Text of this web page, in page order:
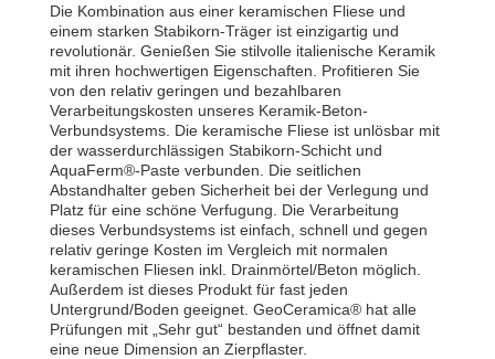
Die Kombination aus einer keramischen Fliese und
einem starken Stabikorn-Träger ist einzigartig und
revolutionär. Genießen Sie stilvolle italienische Keramik
mit ihren hochwertigen Eigenschaften. Profitieren Sie
von den relativ geringen und bezahlbaren
Verarbeitungskosten unseres Keramik-Beton-
Verbundsystems. Die keramische Fliese ist unlösbar mit
der wasserdurchlässigen Stabikorn-Schicht und
AquaFerm®-Paste verbunden. Die seitlichen
Abstandhalter geben Sicherheit bei der Verlegung und
Platz für eine schöne Verfugung. Die Verarbeitung
dieses Verbundsystems ist einfach, schnell und gegen
relativ geringe Kosten im Vergleich mit normalen
keramischen Fliesen inkl. Drainmörtel/Beton möglich.
Außerdem ist dieses Produkt für fast jeden
Untergrund/Boden geeignet. GeoCeramica® hat alle
Prüfungen mit „Sehr gut“ bestanden und öffnet damit
eine neue Dimension an Zierpflaster.